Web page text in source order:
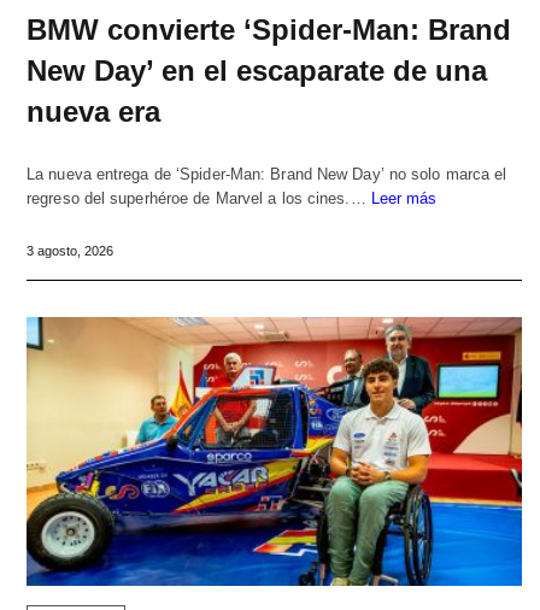
BMW convierte ‘Spider-Man: Brand
New Day’ en el escaparate de una
nueva era
La nueva entrega de ‘Spider-Man: Brand New Day’ no solo marca el
regreso del superhéroe de Marvel a los cines.… Leer más
3 agosto, 2026